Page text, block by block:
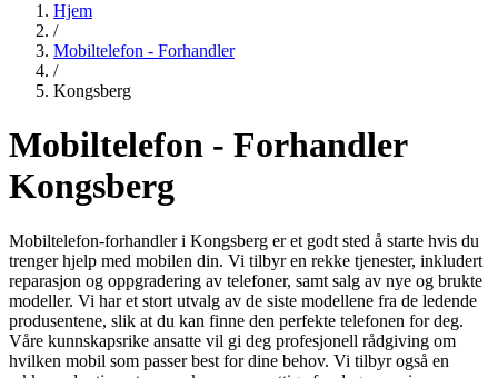
Hjem
/
Mobiltelefon - Forhandler
/
Kongsberg
Mobiltelefon - Forhandler
Kongsberg
Mobiltelefon-forhandler i Kongsberg er et godt sted å starte hvis du
trenger hjelp med mobilen din. Vi tilbyr en rekke tjenester, inkludert
reparasjon og oppgradering av telefoner, samt salg av nye og brukte
modeller. Vi har et stort utvalg av de siste modellene fra de ledende
produsentene, slik at du kan finne den perfekte telefonen for deg.
Våre kunnskapsrike ansatte vil gi deg profesjonell rådgiving om
hvilken mobil som passer best for dine behov. Vi tilbyr også en